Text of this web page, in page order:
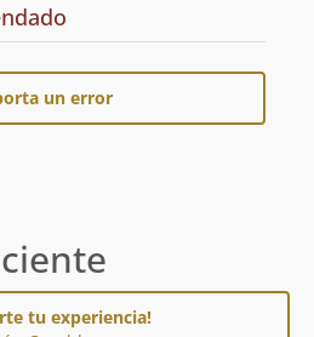
un error
tu experiencia!